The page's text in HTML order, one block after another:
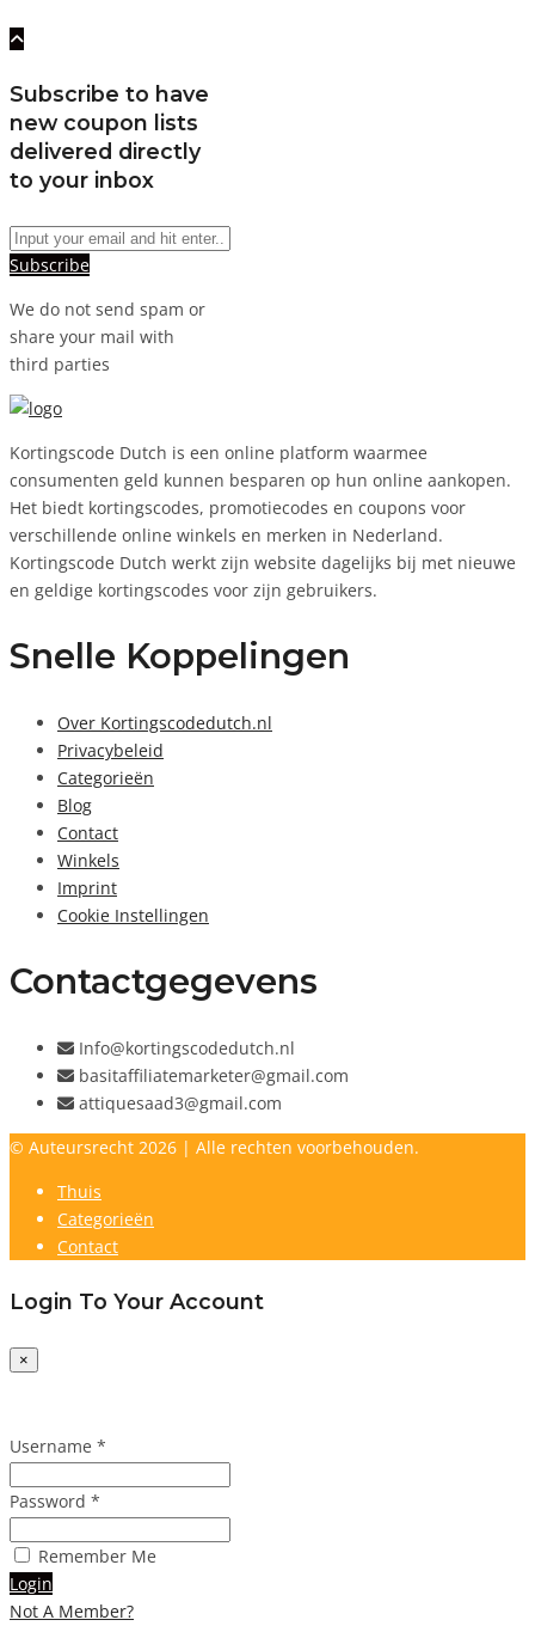
Subscribe to have
new coupon lists
delivered directly
to your inbox
Subscribe
We do not send spam or
share your mail with
third parties
Kortingscode Dutch is een online platform waarmee
consumenten geld kunnen besparen op hun online aankopen.
Het biedt kortingscodes, promotiecodes en coupons voor
verschillende online winkels en merken in Nederland.
Kortingscode Dutch werkt zijn website dagelijks bij met nieuwe
en geldige kortingscodes voor zijn gebruikers.
Snelle Koppelingen
Over Kortingscodedutch.nl
Privacybeleid
Categorieën
Blog
Contact
Winkels
Imprint
Cookie Instellingen
Contactgegevens
Info@kortingscodedutch.nl
basitaffiliatemarketer@gmail.com
attiquesaad3@gmail.com
© Auteursrecht 2026 | Alle rechten voorbehouden.
Thuis
Categorieën
Contact
Login To Your Account
×
Username *
Password *
Remember Me
Login
Not A Member?